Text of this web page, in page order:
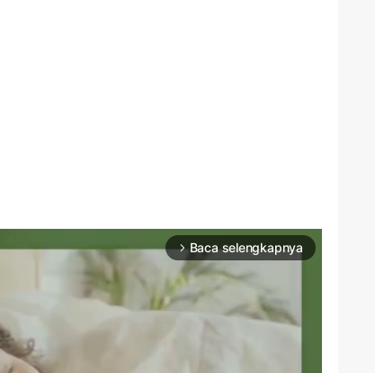
arrow_forward_ios Baca selengkapnya